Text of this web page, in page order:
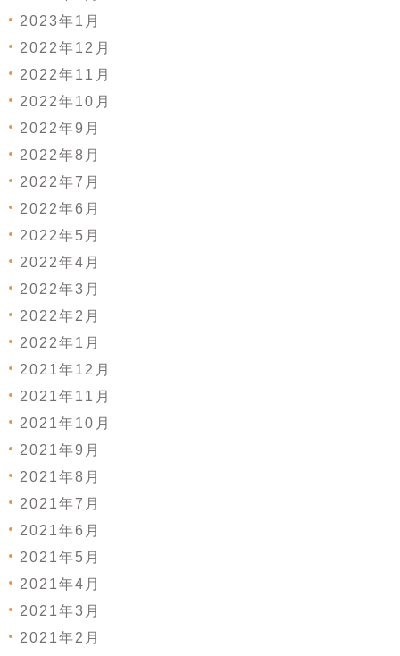
2023年1月
2022年12月
2022年11月
2022年10月
2022年9月
2022年8月
2022年7月
2022年6月
2022年5月
2022年4月
2022年3月
2022年2月
2022年1月
2021年12月
2021年11月
2021年10月
2021年9月
2021年8月
2021年7月
2021年6月
2021年5月
2021年4月
2021年3月
2021年2月